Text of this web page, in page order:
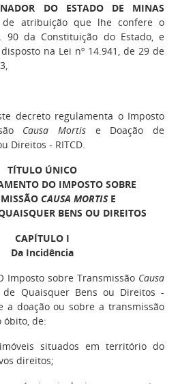
DO ESTADO DE MINAS
atribuição que lhe confere o
90 da Constituição do Estado, e
na Lei nº 14.941, de 29 de
decreto regulamenta o Imposto
Causa Mortis e Doação de
Direitos - RITCD.
TÍTULO ÚNICO
DO IMPOSTO SOBRE
CAUSA MORTIS E
BENS OU DIREITOS
CAPÍTULO I
Da Incidência
Imposto sobre Transmissão Causa
de Quaisquer Bens ou Direitos -
a doação ou sobre a transmissão
óbito, de:
situados em território do
direitos;